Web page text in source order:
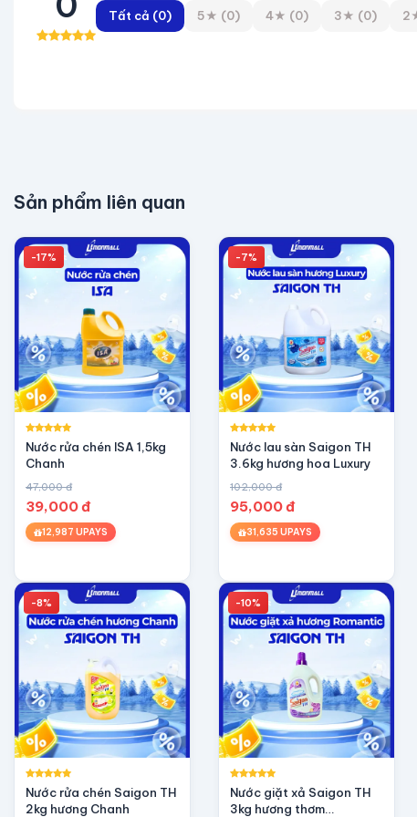
Tất cả (0) 5★ (0) 4★ (0) 3★ (0)
Sản phẩm liên quan
-17%
Nước rửa chén ISA 1,5kg
Chanh
47,000 đ
39,000 đ
12,987 UPAYS
-7%
Nước lau sàn Saigon TH
3.6kg hương hoa Luxury
102,000 đ
95,000 đ
31,635 UPAYS
-8%
Nước rửa chén Saigon TH
2kg hương Chanh
-10%
Nước giặt xả Saigon TH
3kg hương thơm